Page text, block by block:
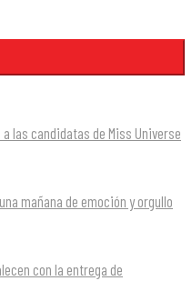
las candidatas de Miss Universe
mañana de emoción y orgullo
con la entrega de